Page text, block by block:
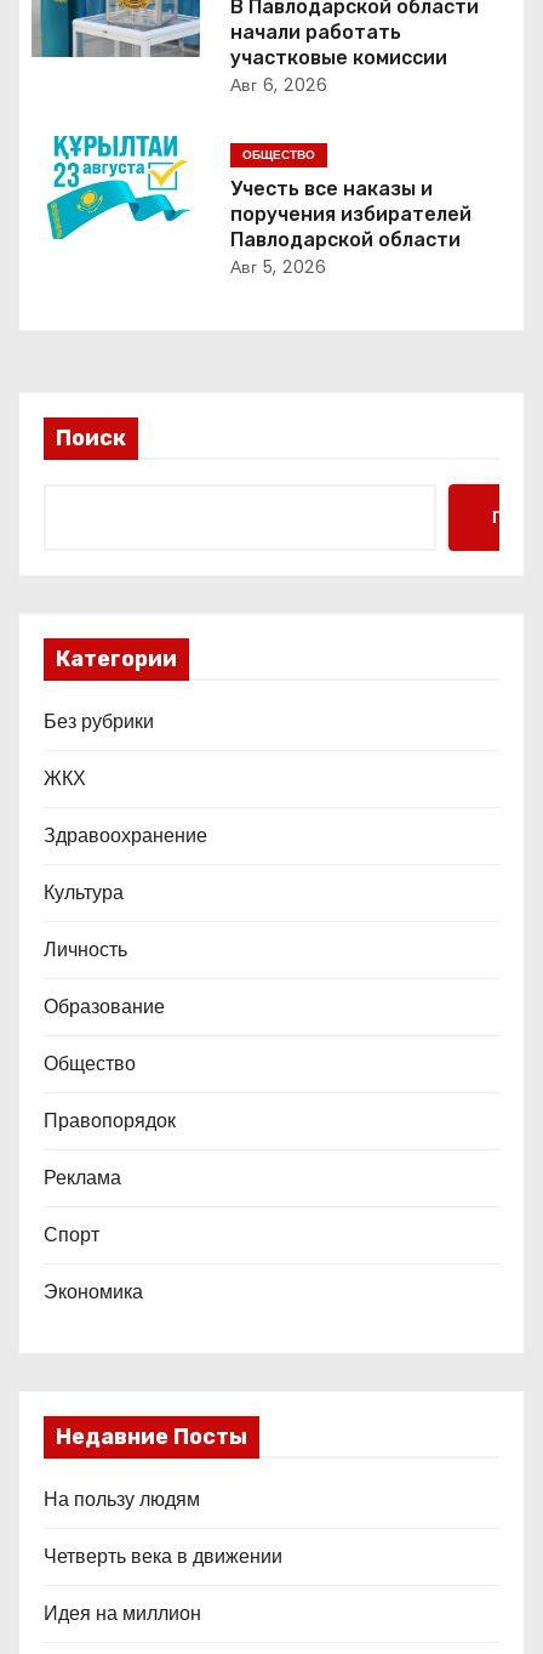
я
о
з
а
я
В Павлодарской области
начали работать
участковые комиссии
Авг 6, 2026
ОБЩЕСТВО
Учесть все наказы и
поручения избирателей
Павлодарской области
Авг 5, 2026
Поиск
Поиск
Категории
Без рубрики
ЖКХ
Здравоохранение
Культура
Личность
Образование
Общество
Правопорядок
Реклама
Спорт
Экономика
Недавние Посты
На пользу людям
Четверть века в движении
Идея на миллион